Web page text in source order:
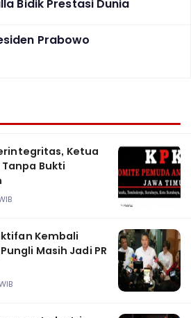
Bidik Prestasi Dunia
Prabowo
Ketua
Tanpa Bukti
Kembali
Masih Jadi PR